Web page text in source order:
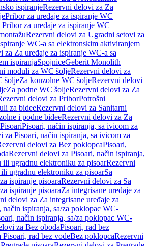
ispiranjeRezervni delovi za Za
Pribor za uređaje za ispiranje WC
za uređaje za ispiranje WC
Rezervni delovi za Ugradni setovi za
WC-a sa elektronskim aktiviranjem
za Za uređaje za ispiranje WC-a sa
ispiranjaSpojniceGeberit Monolith
moduli za WC šoljeRezervni delovi za
šoljeZa konzolne WC šoljeRezervni delovi
Za podne WC šoljeRezervni delovi za Za
delovi za PriborPotrošni
za bideeRezervni delovi za Sanitarni
i podne bideeRezervni delovi za Za
PisoariPisoari, način ispiranja, sa ivicom za
za Pisoari, način ispiranja, sa ivicom za
delovi za Bez poklopcaPisoari,
Rezervni delovi za Pisoari, način ispiranja,
ili ugradnu elektroniku za pisoarRezervni
ugradnu elektroniku za pisoarSa
ispiranje pisoaraRezervni delovi za Sa
ispiranje pisoaraZa integrisane uređaje za
delovi za Za integrisane uređaje za
način ispiranja, sa/za poklopac WC-
način ispiranja, sa/za poklopac WC-
za Bez obodaPisoari, rad bez
rad bez vodeBez poklopcaRezervni